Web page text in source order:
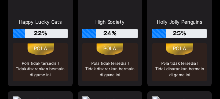
Happy Lucky Cats
22%
Pola tidak tersedia !
Tidak disarankan bermain
di game ini
High Society
24%
Pola tidak tersedia !
Tidak disarankan bermain
di game ini
Holly Jolly Penguins
25%
Pola tidak tersedia !
Tidak disarankan bermain
di game ini